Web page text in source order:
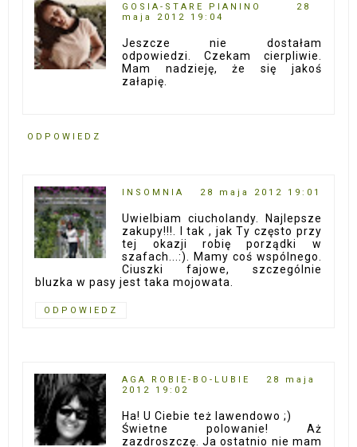
GOSIA-STARE PIANINO
28
maja 2012 19:04
Jeszcze nie dostałam
odpowiedzi. Czekam cierpliwie.
Mam nadzieję, że się jakoś
załapię.
ODPOWIEDZ
INSOMNIA 28 maja 2012 19:01
Uwielbiam ciucholandy. Najlepsze
zakupy!!!. I tak , jak Ty często przy
tej okazji robię porządki w
szafach...:). Mamy coś wspólnego.
Ciuszki fajowe, szczególnie
bluzka w pasy jest taka mojowata.
ODPOWIEDZ
AGA ROBIE-BO-LUBIE
28 maja
2012 19:02
Ha! U Ciebie też lawendowo ;)
Świetne polowanie! Aż
zazdroszczę. Ja ostatnio nie mam